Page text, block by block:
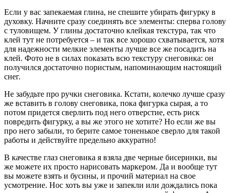
Если у вас запекаемая глина, не спешите убирать фигурку в
духовку. Начните сразу соединять все элементы: сперва голову
с туловищем. У глины достаточно клейкая текстура, так что
клей тут не потребуется – и так все хорошо схватывается, хотя
для надежности мелкие элементы лучше все же посадить на
клей. Фото не в силах показать всю текстуру снеговика: он
получился достаточно пористым, напоминающим настоящий
снег.
Не забудьте про ручки снеговика. Кстати, колечко лучше сразу
же вставить в голову снеговика, пока фигурка сырая, а то
потом придется сверлить под него отверстие, есть риск
повредить фигурку, а вы же этого не хотите? Но если же вы
про него забыли, то берите самое тоненькое сверло для такой
работы и действуйте предельно аккуратно!
В качестве глаз снеговика я взяла две черные бисеринки, вы
же можете их просто нарисовать маркером. Да и вообще тут
вы можете взять и бусины, и прочий материал на свое
усмотрение. Нос хоть вы уже и запекли или дождались пока